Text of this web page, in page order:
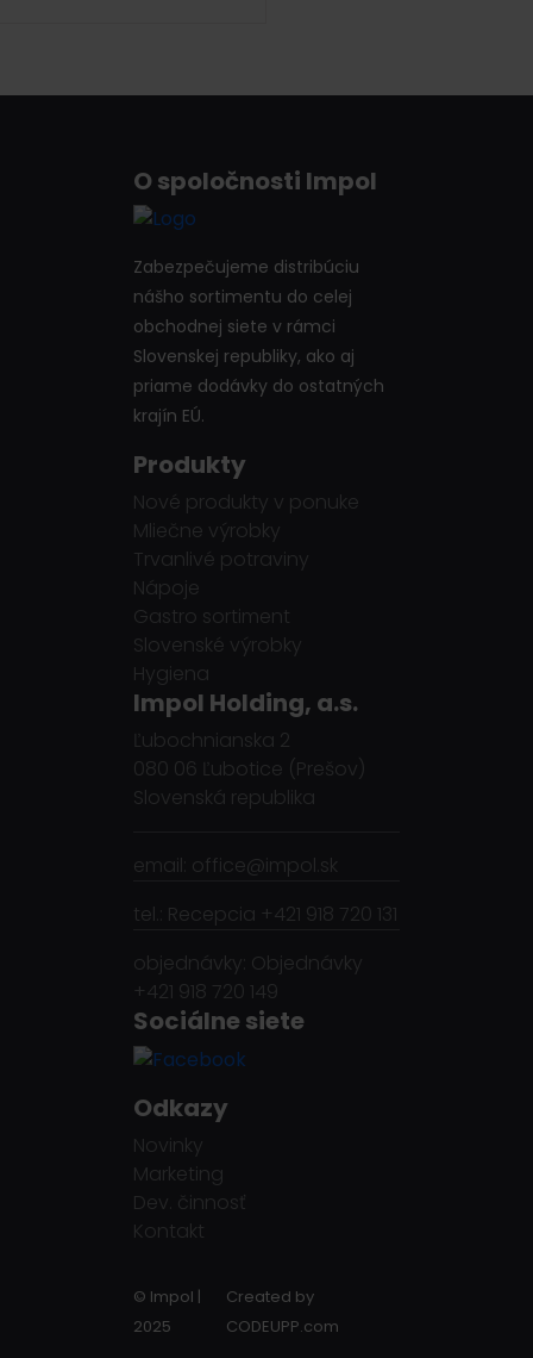
O spoločnosti Impol
Zabezpečujeme distribúciu
nášho sortimentu do celej
obchodnej siete v rámci
Slovenskej republiky, ako aj
priame dodávky do ostatných
krajín EÚ.
Produkty
Nové produkty v ponuke
Mliečne výrobky
Trvanlivé potraviny
Nápoje
Gastro sortiment
Slovenské výrobky
Hygiena
Impol Holding, a.s.
Ľubochnianska 2
080 06 Ľubotice (Prešov)
Slovenská republika
email: office@impol.sk
tel.: Recepcia +421 918 720 131
objednávky: Objednávky
+421 918 720 149
Sociálne siete
Odkazy
Novinky
Marketing
Dev. činnosť
Kontakt
© Impol |
2025
Created by
CODEUPP.com